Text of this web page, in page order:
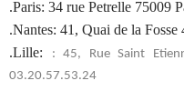
.Paris: 34 rue Petrelle 75009
.Nantes: 41, Quai de la
.Lille:
: 45, Rue Saint
03.20.57.53.24